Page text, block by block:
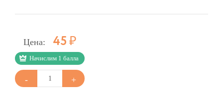
Цена: 45
Начислим 1 балла